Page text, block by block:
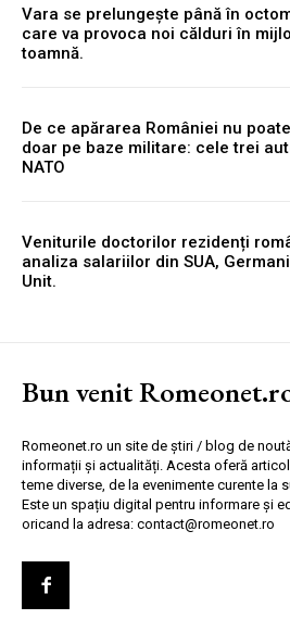
Vara se prelungește până în
care va provoca noi călduri în
toamnă.
De ce apărarea României nu
doar pe baze militare: cele trei
NATO
Veniturile doctorilor rezidenți
analiza salariilor din SUA,
Unit.
Bun venit
Romeonet.ro un site de știri / blog de
informații și actualități. Acesta oferă
teme diverse, de la evenimente curente la
Este un spațiu digital pentru informare și
oricand la adresa: contact@romeonet.ro